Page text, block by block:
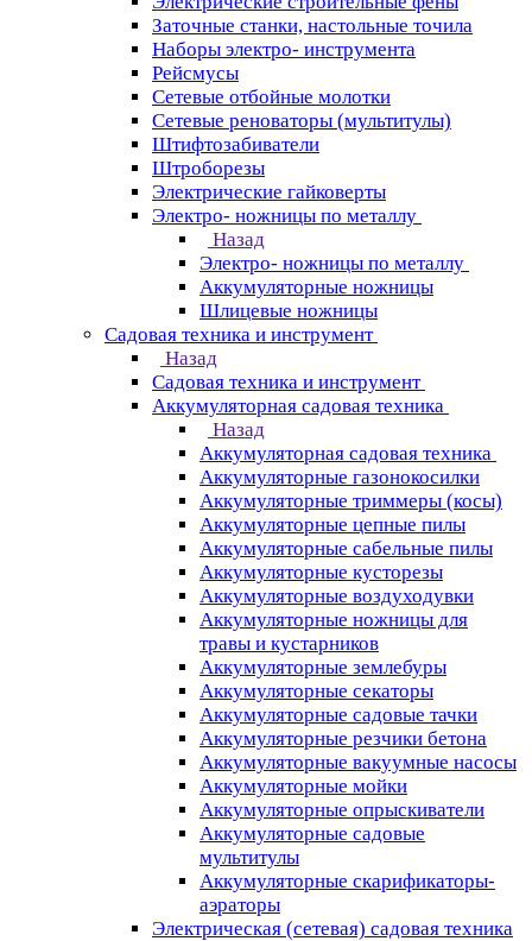
Заточные станки, настольные точила
Наборы электро- инструмента
Рейсмусы
Сетевые отбойные молотки
Сетевые реноваторы (мультитулы)
Штифтозабиватели
Штроборезы
Электрические гайковерты
Электро- ножницы по металлу
Назад
Электро- ножницы по металлу
Аккумуляторные ножницы
Шлицевые ножницы
Cадовая техника и инструмент
Назад
Cадовая техника и инструмент
Аккумуляторная садовая техника
Назад
Аккумуляторная садовая техника
Аккумуляторные газонокосилки
Аккумуляторные триммеры (косы)
Аккумуляторные цепные пилы
Аккумуляторные сабельные пилы
Аккумуляторные кусторезы
Аккумуляторные воздуходувки
Аккумуляторные ножницы для
травы и кустарников
Аккумуляторные землебуры
Аккумуляторные секаторы
Аккумуляторные садовые тачки
Аккумуляторные резчики бетона
Аккумуляторные вакуумные насосы
Аккумуляторные мойки
Аккумуляторные опрыскиватели
Аккумуляторные садовые
мультитулы
Аккумуляторные скарификаторы-
аэраторы
Электрическая (сетевая) садовая техника